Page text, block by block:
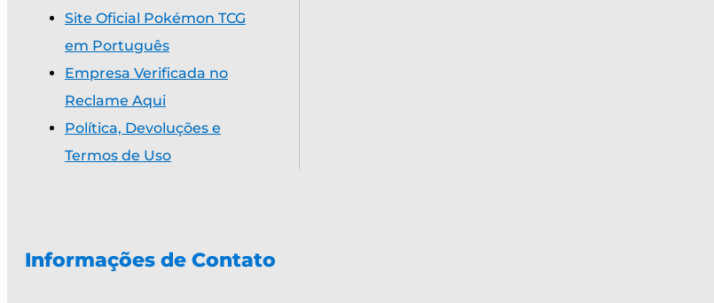
Site Oficial Pokémon TCG
em Português
Empresa Verificada no
Reclame Aqui
Política, Devoluções e
Termos de Uso
Informações de Contato